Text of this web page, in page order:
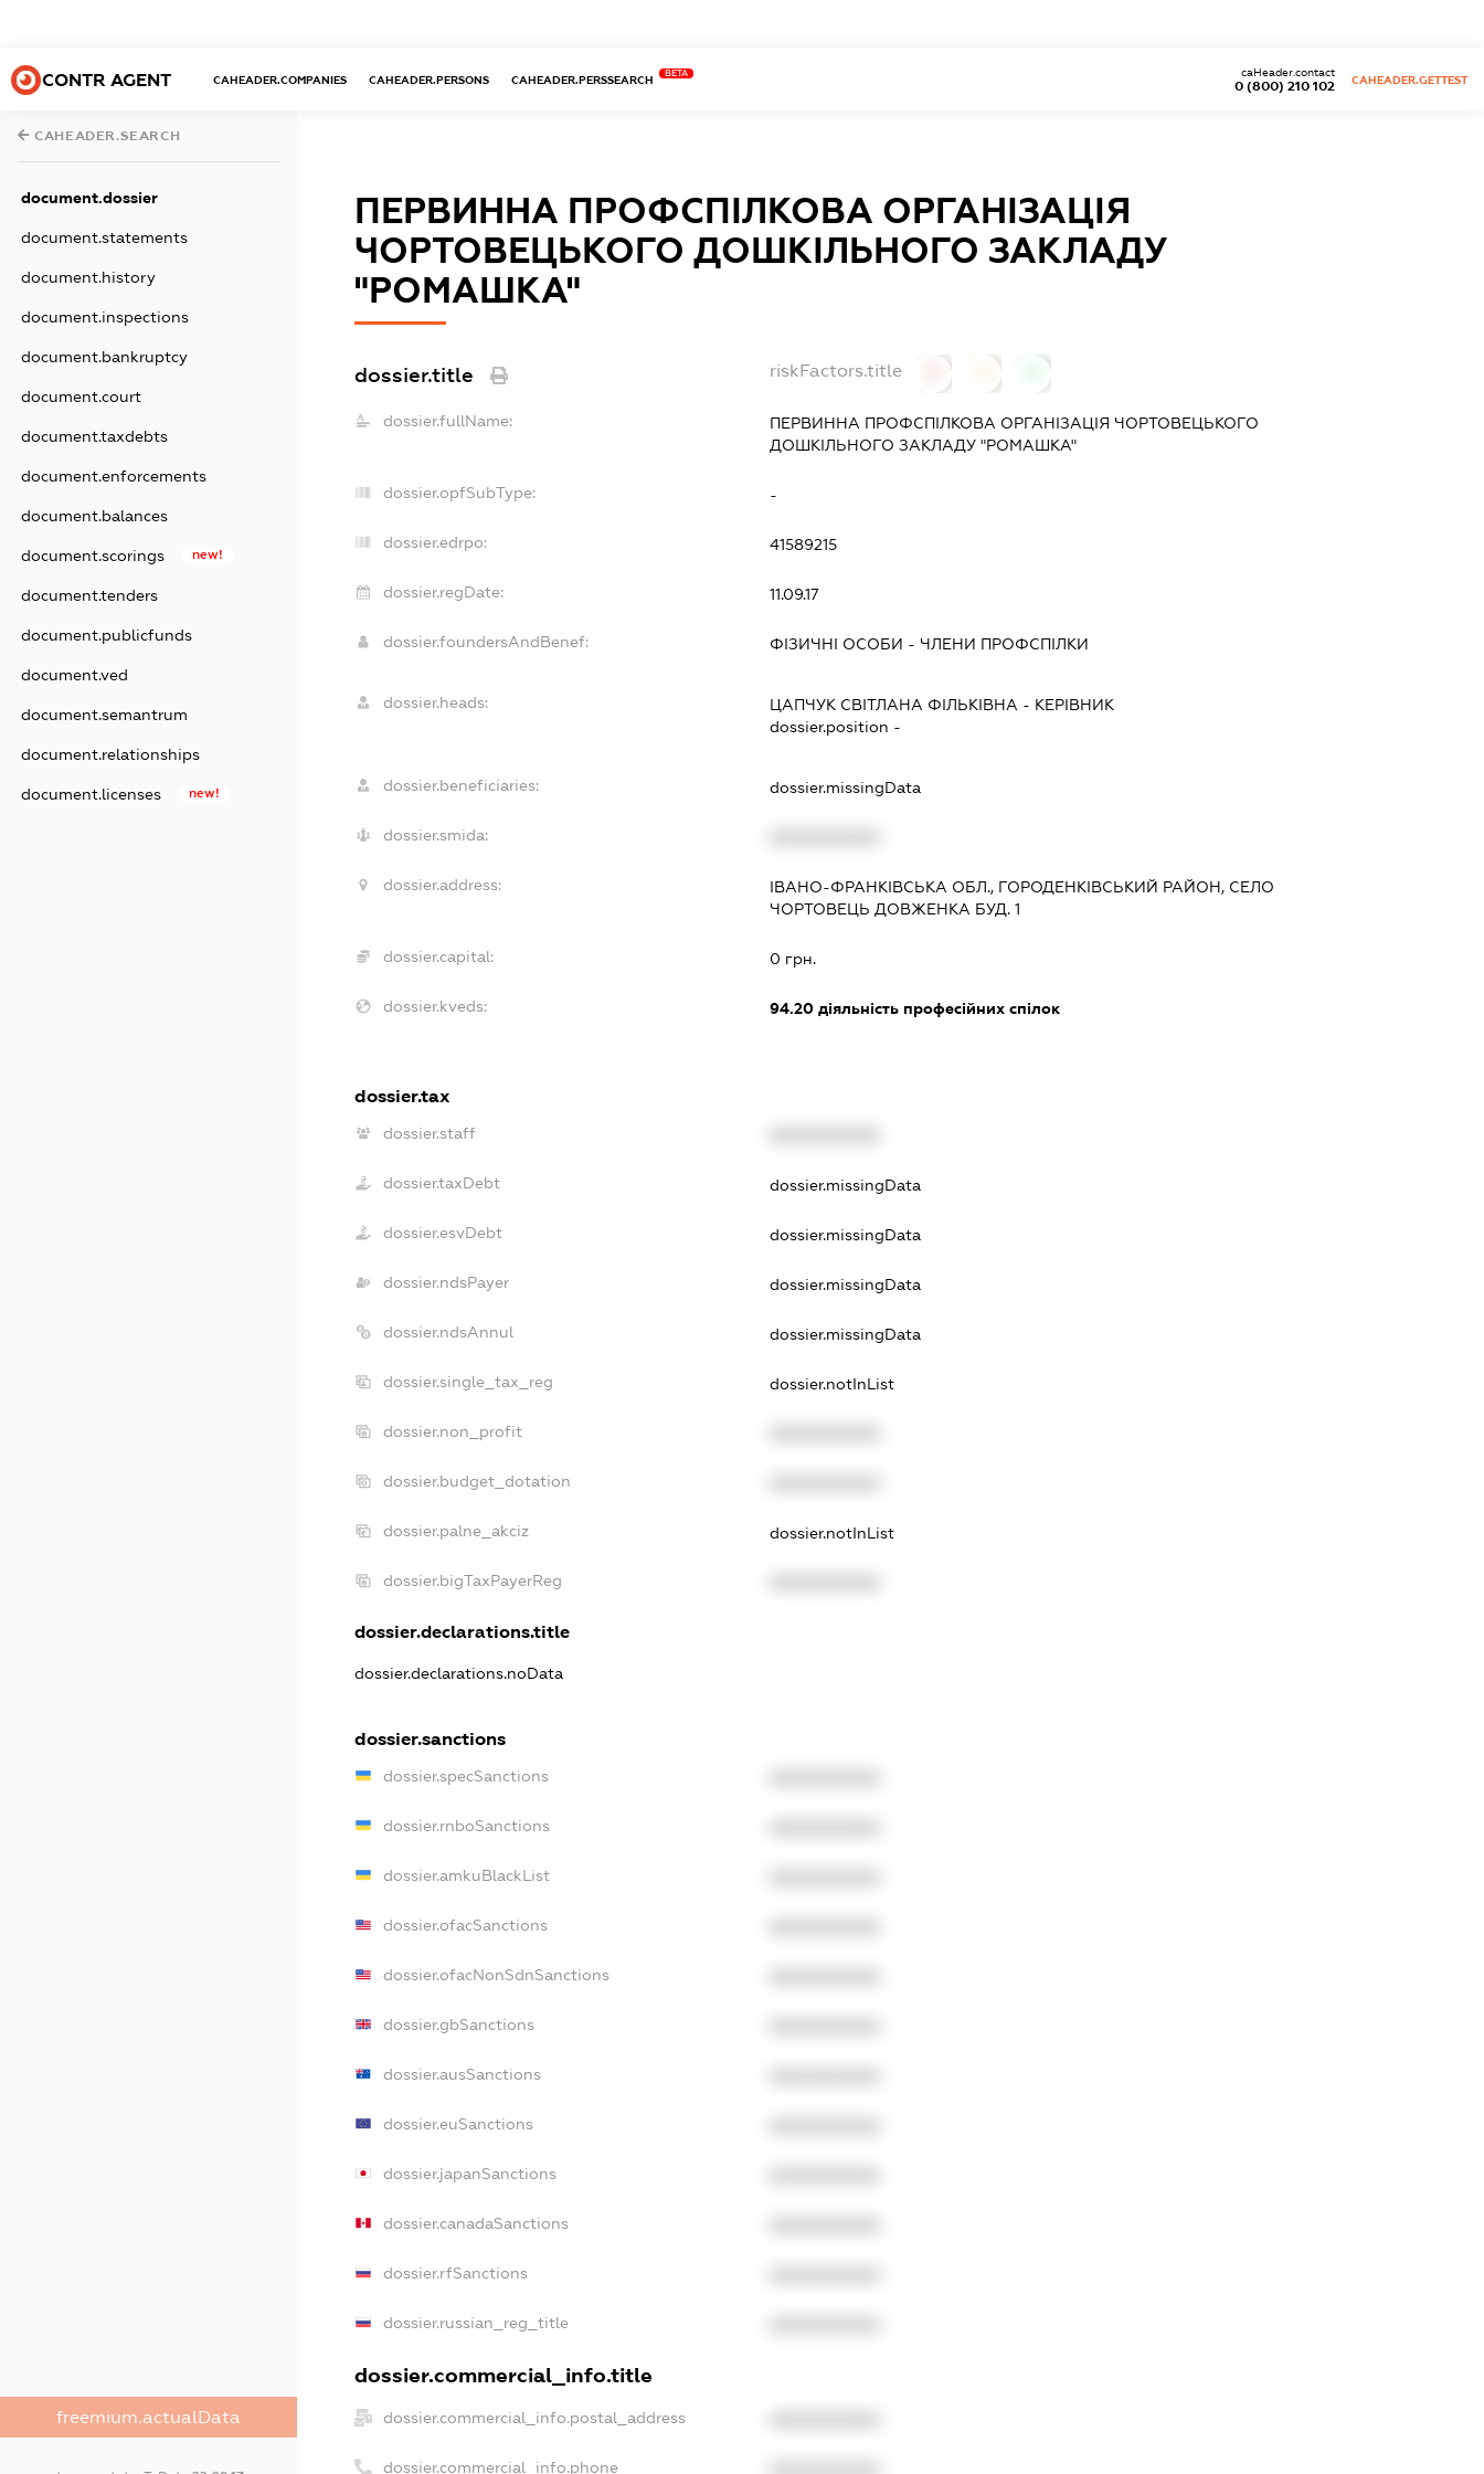
CONTR AGENT CAHEADER.COMPANIES CAHEADER.PERSONS CAHEADER.PERSSEARCH
BETA
0 (800) 210 102
caHeader.contact
CAHEADER.GETTEST
CAHEADER.SEARCH
document.dossier
document.statements
document.history
document.inspections
document.bankruptcy
document.court
document.taxdebts
document.enforcements
document.balances
document.scorings new!
document.tenders
document.publicfunds
document.ved
document.semantrum
document.relationships
document.licenses new!
freemium.actualData
ПЕРВИННА ПРОФСПІЛКОВА ОРГАНІЗАЦІЯ
ЧОРТОВЕЦЬКОГО ДОШКІЛЬНОГО ЗАКЛАДУ
"РОМАШКА"
dossier.title riskFactors.title
dossier.fullName:
ПЕРВИННА ПРОФСПІЛКОВА ОРГАНІЗАЦІЯ ЧОРТОВЕЦЬКОГО
ДОШКІЛЬНОГО ЗАКЛАДУ "РОМАШКА"
dossier.opfSubType: -
dossier.edrpo: 41589215
dossier.regDate: 11.09.17
dossier.foundersAndBenef: ФІЗИЧНІ ОСОБИ - ЧЛЕНИ ПРОФСПІЛКИ
dossier.heads: ЦАПЧУК СВІТЛАНА ФІЛЬКІВНА - КЕРІВНИК
dossier.position -
dossier.beneficiaries: dossier.missingData
dossier.smida:
dossier.address:
ІВАНО-ФРАНКІВСЬКА ОБЛ., ГОРОДЕНКІВСЬКИЙ РАЙОН, СЕЛО
ЧОРТОВЕЦЬ ДОВЖЕНКА БУД. 1
dossier.capital: 0 грн.
dossier.kveds: 94.20 діяльність професійних спілок
dossier.tax
dossier.staff
dossier.taxDebt dossier.missingData
dossier.esvDebt dossier.missingData
dossier.ndsPayer dossier.missingData
dossier.ndsAnnul dossier.missingData
dossier.single_tax_reg dossier.notInList
dossier.non_profit
dossier.budget_dotation
dossier.palne_akciz dossier.notInList
dossier.bigTaxPayerReg
dossier.declarations.title
dossier.declarations.noData
dossier.sanctions
dossier.specSanctions
dossier.rnboSanctions
dossier.amkuBlackList
dossier.ofacSanctions
dossier.ofacNonSdnSanctions
dossier.gbSanctions
dossier.ausSanctions
dossier.euSanctions
dossier.japanSanctions
dossier.canadaSanctions
dossier.rfSanctions
dossier.russian_reg_title
dossier.commercial_info.title
dossier.commercial_info.postal_address
dossier.commercial_info.phone